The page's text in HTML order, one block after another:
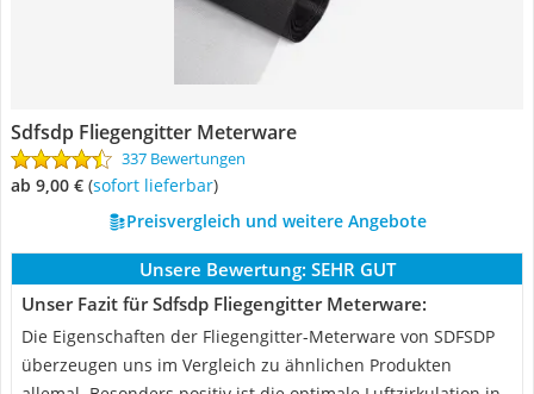
Sdfsdp Fliegengitter Meterware
337 Bewertungen
ab 9,00 € ( Sofort lieferbar)
Preisvergleich und weitere Angebote
Unsere Bewertung: SEHR GUT
Unser Fazit für Sdfsdp Fliegengitter Meterware:
Die Eigenschaften der Fliegengitter-Meterware von SDFSDP
überzeugen uns im Vergleich zu ähnlichen Produkten